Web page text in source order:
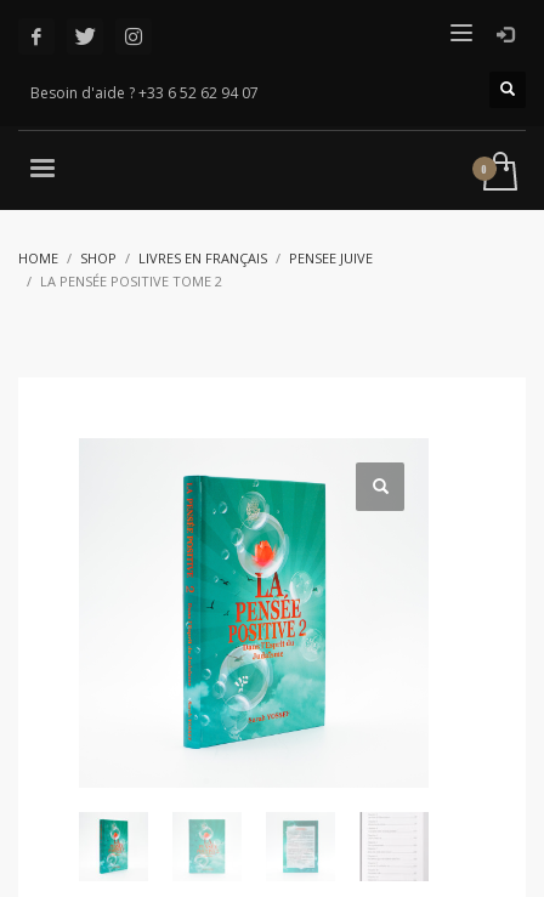
Besoin d'aide ? +33 6 52 62 94 07
HOME SHOP LIVRES EN FRANÇAIS
PENSEE JUIVE
LA PENSÉE POSITIVE TOME 2